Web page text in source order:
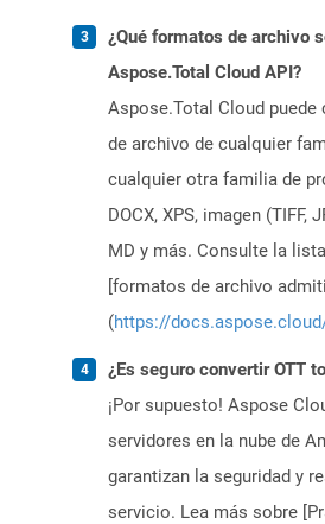
¿Qué formatos de archivo
Aspose.Total Cloud API?
Aspose.Total Cloud
de archivo de cualquier
cualquier otra familia de
DOCX, XPS, imagen (TIFF,
MD y más. Consulte la
[formatos de archivo
(https://
¿Es seguro convertir OTT
¡Por supuesto! Aspose
servidores en la nube de
garantizan la seguridad y
servicio. Lea más sobre